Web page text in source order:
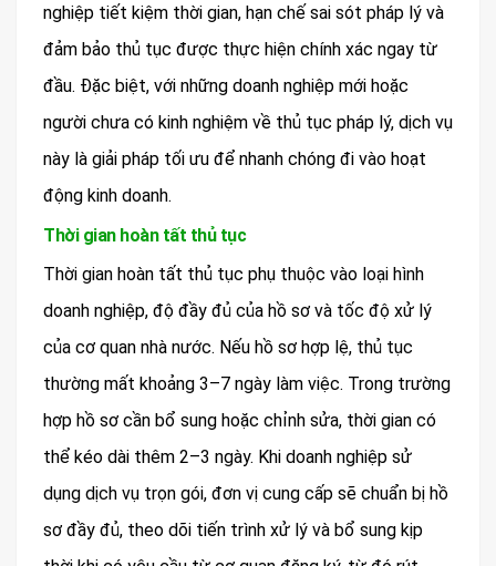
nghiệp tiết kiệm thời gian, hạn chế sai sót pháp lý và
đảm bảo thủ tục được thực hiện chính xác ngay từ
đầu. Đặc biệt, với những doanh nghiệp mới hoặc
người chưa có kinh nghiệm về thủ tục pháp lý, dịch vụ
này là giải pháp tối ưu để nhanh chóng đi vào hoạt
động kinh doanh.
Thời gian hoàn tất thủ tục
Thời gian hoàn tất thủ tục phụ thuộc vào loại hình
doanh nghiệp, độ đầy đủ của hồ sơ và tốc độ xử lý
của cơ quan nhà nước. Nếu hồ sơ hợp lệ, thủ tục
thường mất khoảng 3–7 ngày làm việc. Trong trường
hợp hồ sơ cần bổ sung hoặc chỉnh sửa, thời gian có
thể kéo dài thêm 2–3 ngày. Khi doanh nghiệp sử
dụng dịch vụ trọn gói, đơn vị cung cấp sẽ chuẩn bị hồ
sơ đầy đủ, theo dõi tiến trình xử lý và bổ sung kịp